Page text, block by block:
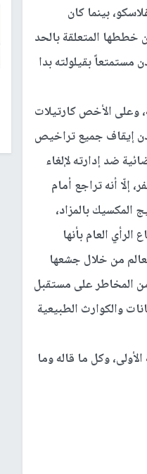
بينما كان
خططها المتعلقة بالحد
مستمتعاً بقيلولته بدا
وعلى الأخص كارتيلات
إيقاف جميع تراخيص
رفعت دعوى قضائية ضد إدارته لإلغاء
إلّا أنه تراجع أمام
المكسيك بالمزاد،
العام بأنها
من خلال جشعها
من المخاطر على مستقبل
والكوارث الطبيعية
وكل ما قاله وما